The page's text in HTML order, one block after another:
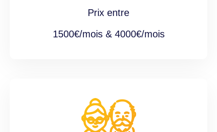
Prix entre
1500€/mois & 4000€/mois